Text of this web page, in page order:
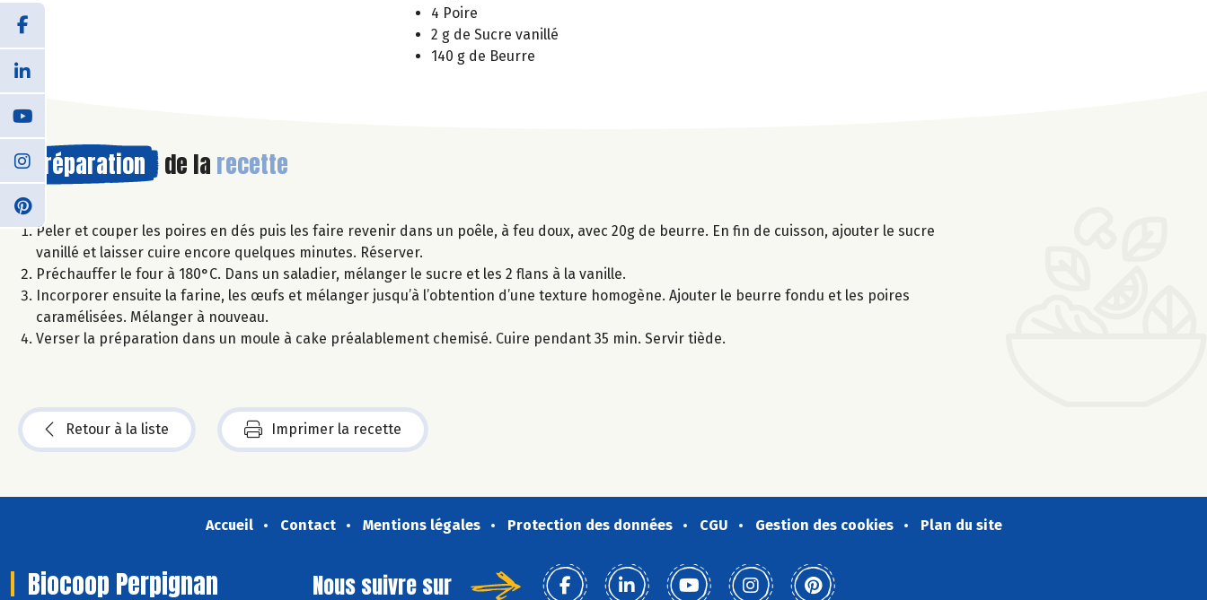
4 Poire
2 g de Sucre vanillé
140 g de Beurre
Préparation de la recette
Peler et couper les poires en dés puis les faire revenir dans un poêle, à feu doux, avec 20g de beurre. En fin de cuisson, ajouter le sucre
vanillé et laisser cuire encore quelques minutes. Réserver.
Préchauffer le four à 180°C. Dans un saladier, mélanger le sucre et les 2 flans à la vanille.
Incorporer ensuite la farine, les œufs et mélanger jusqu’à l’obtention d’une texture homogène. Ajouter le beurre fondu et les poires
caramélisées. Mélanger à nouveau.
Verser la préparation dans un moule à cake préalablement chemisé. Cuire pendant 35 min. Servir tiède.
Retour à la liste Imprimer la recette
Accueil Contact Mentions légales Protection des données CGU Gestion des cookies Plan du site
Biocoop Perpignan Nous suivre sur